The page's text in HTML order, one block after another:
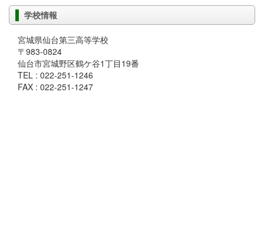
学校情報
宮城県仙台第三高等学校
〒983-0824
仙台市宮城野区鶴ケ谷1丁目19番
TEL : 022-251-1246
FAX : 022-251-1247